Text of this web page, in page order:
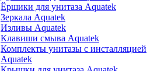
Ёршики для унитаза Aquatek
Зеркала Aquatek
Изливы Aquatek
Клавиши смыва Aquatek
Комплекты унитазы с инсталляцией
Aquatek